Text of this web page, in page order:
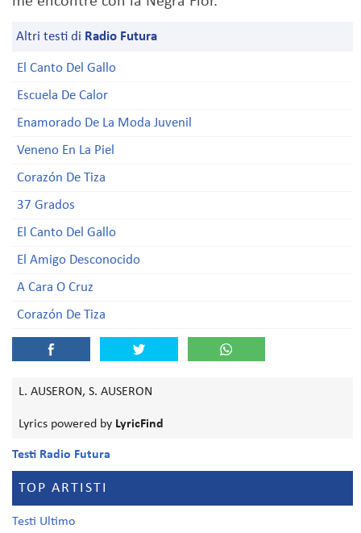
Altri testi di Radio Futura
El Canto Del Gallo
Escuela De Calor
Enamorado De La Moda Juvenil
Veneno En La Piel
Corazón De Tiza
37 Grados
El Canto Del Gallo
El Amigo Desconocido
A Cara O Cruz
Corazón De Tiza
L. AUSERON, S. AUSERON
Lyrics powered by LyricFind
Testi Radio Futura
TOP ARTISTI
Testi Ultimo